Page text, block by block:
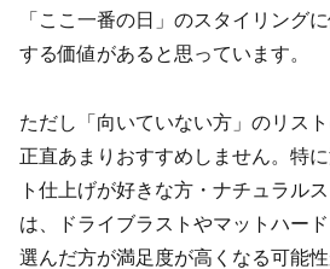
「ここ一番の日」のスタイリング
する価値があると思っています。
ただし「向いていない方」のリス
正直あまりおすすめしません。特
ト仕上げが好きな方・ナチュラル
は、ドライブラストやマットハー
選んだ方が満足度が高くなる可能性